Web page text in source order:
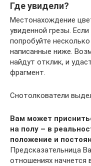
Где увидели?
Местонахождение
увиденной грезы.
попробуйте
написанные ниже.
найдут отклик, и
фрагмент.
Снотолкователи
Вам может
на полу – в
положение и
Предсказательница
отношениях начнется